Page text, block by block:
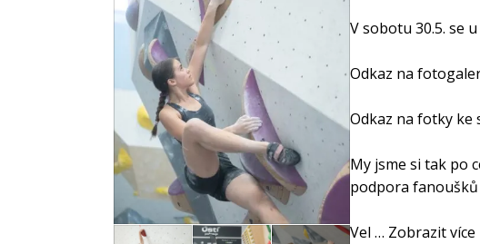
V sobotu 30.5. se
Odkaz na
Odkaz na fotky ke
My jsme si tak po
podpora fanoušků
Vel … Zobrazit více